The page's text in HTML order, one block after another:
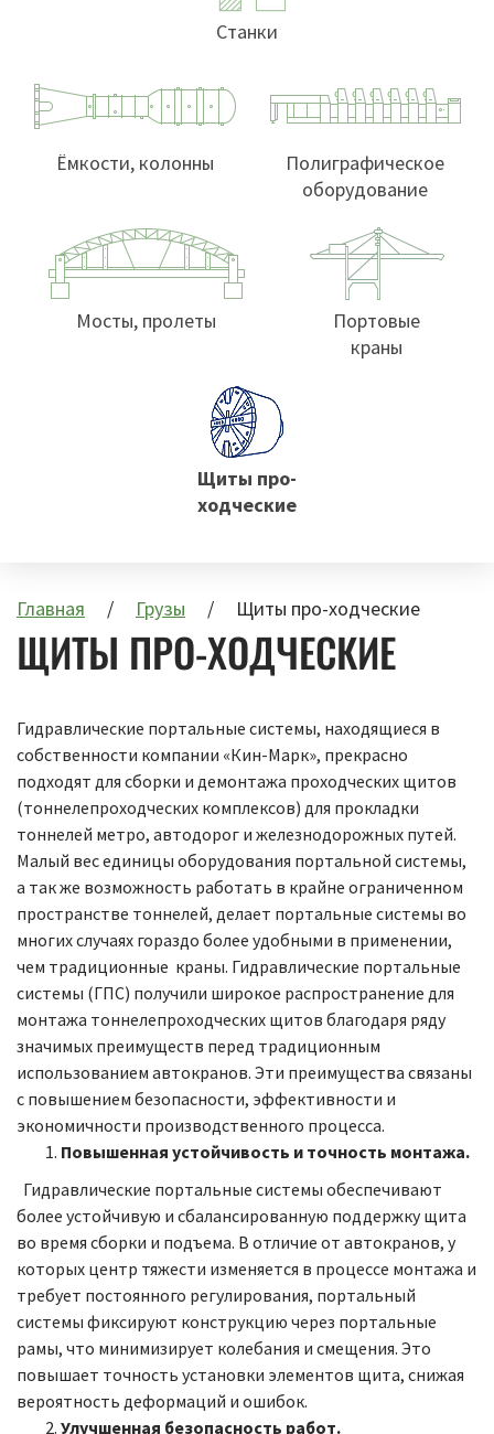
Станки
Ёмкости, колонны
Полиграфическое
оборудование
Мосты, пролеты
Портовые
краны
Щиты про-
ходческие
Главная Грузы Щиты про-ходческие
ЩИТЫ ПРО-ХОДЧЕСКИЕ
Гидравлические портальные системы, находящиеся в
собственности компании «Кин-Марк», прекрасно
подходят для сборки и демонтажа проходческих щитов
(тоннелепроходческих комплексов) для прокладки
тоннелей метро, автодорог и железнодорожных путей.
Малый вес единицы оборудования портальной системы,
а так же возможность работать в крайне ограниченном
пространстве тоннелей, делает портальные системы во
многих случаях гораздо более удобными в применении,
чем традиционные краны. Гидравлические портальные
системы (ГПС) получили широкое распространение для
монтажа тоннелепроходческих щитов благодаря ряду
значимых преимуществ перед традиционным
использованием автокранов. Эти преимущества связаны
с повышением безопасности, эффективности и
экономичности производственного процесса.
Повышенная устойчивость и точность монтажа.
Гидравлические портальные системы обеспечивают
более устойчивую и сбалансированную поддержку щита
во время сборки и подъема. В отличие от автокранов, у
которых центр тяжести изменяется в процессе монтажа и
требует постоянного регулирования, портальный
системы фиксируют конструкцию через портальные
рамы, что минимизирует колебания и смещения. Это
повышает точность установки элементов щита, снижая
вероятность деформаций и ошибок.
Улучшенная безопасность работ.